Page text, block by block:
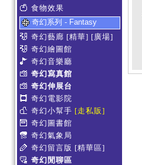
食物效果
奇幻系列 - Fantasy
奇幻藝廊 [精華] [廣場]
奇幻繪圖館
奇幻音樂廳
奇幻寫真館
奇幻伸展台
奇幻電影院
奇幻小幫手 [走私販]
奇幻圖書館
奇幻氣象局
奇幻留言版 [精華區]
奇幻閒聊區